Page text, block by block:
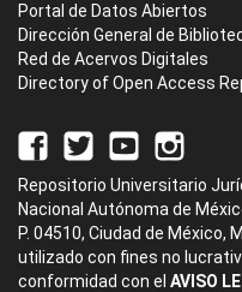
Portal de Datos Abiertos
Dirección General de
Red de Acervos Digitales
Directory of Open Access
Repositorio Universitario
Nacional Autónoma de
P. 04510, Ciudad de México,
utilizado con fines no
conformidad con el AVISO